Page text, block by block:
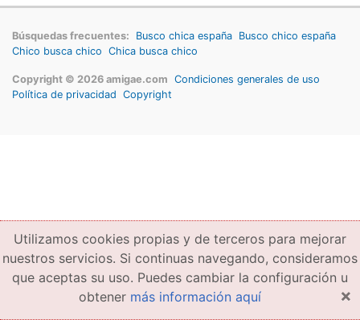
Búsquedas frecuentes: Busco chica españa Busco chico españa
Chico busca chico Chica busca chico
Copyright © 2026 amigae.com Condiciones generales de uso
Política de privacidad Copyright
Utilizamos cookies propias y de terceros para mejorar
nuestros servicios. Si continuas navegando, consideramos
que aceptas su uso. Puedes cambiar la configuración u
obtener más información aquí ×